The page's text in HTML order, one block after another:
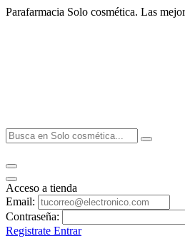
Parafarmacia Solo cosmética. Las
Acceso a tienda
Email:
Contraseña:
Registrate Entrar